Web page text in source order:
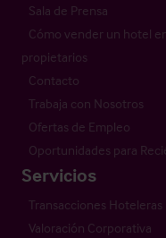
Sala de Prensa
Cómo vender un hotel
propietarios
Contacto
Trabaja con Nosotros
Ofertas de Empleo
Oportunidades para
Servicios
Transacciones Hoteleras
Valoración Corporativa